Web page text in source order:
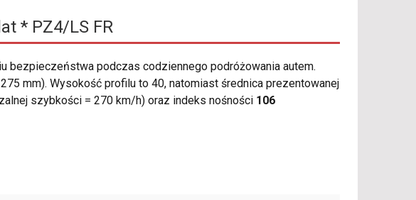
* PZ4/LS FR
bezpieczeństwa podczas codziennego podróżowania autem.
mm). Wysokość profilu to 40, natomiast średnica prezentowanej
szybkości = 270 km/h) oraz indeks nośności 106